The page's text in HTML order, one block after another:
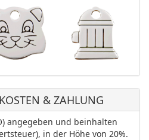
& ZAHLUNG
angegeben und beinhalten
in der Höhe von 20%.